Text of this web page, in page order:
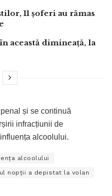
11 șoferi au rămas
această dimineață, la
și se continuă
infracțiunii de
alcoolului.
alcoolului
nopții a depistat la volan